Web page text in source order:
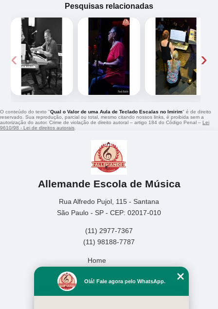
Pesquisas relacionadas
‹ ›
O conteúdo do texto "Qual o Valor de uma Aula de Teclado Escalas no Imirim" é de direito
reservado. Sua reprodução, parcial ou total, mesmo citando nossos links, é proibida sem a
autorização do autor. Crime de violação de direito autoral – artigo 184 do Código Penal – Lei
9610/98 - Lei de direitos autorais
Allemande Escola de Música
Rua Alfredo Pujol, 115 - Santana
São Paulo - SP - CEP: 02017-010
(11) 2977-7367
(11) 98188-7787
Home
Missão
Serviços
Olá! Fale agora pelo WhatsApp.